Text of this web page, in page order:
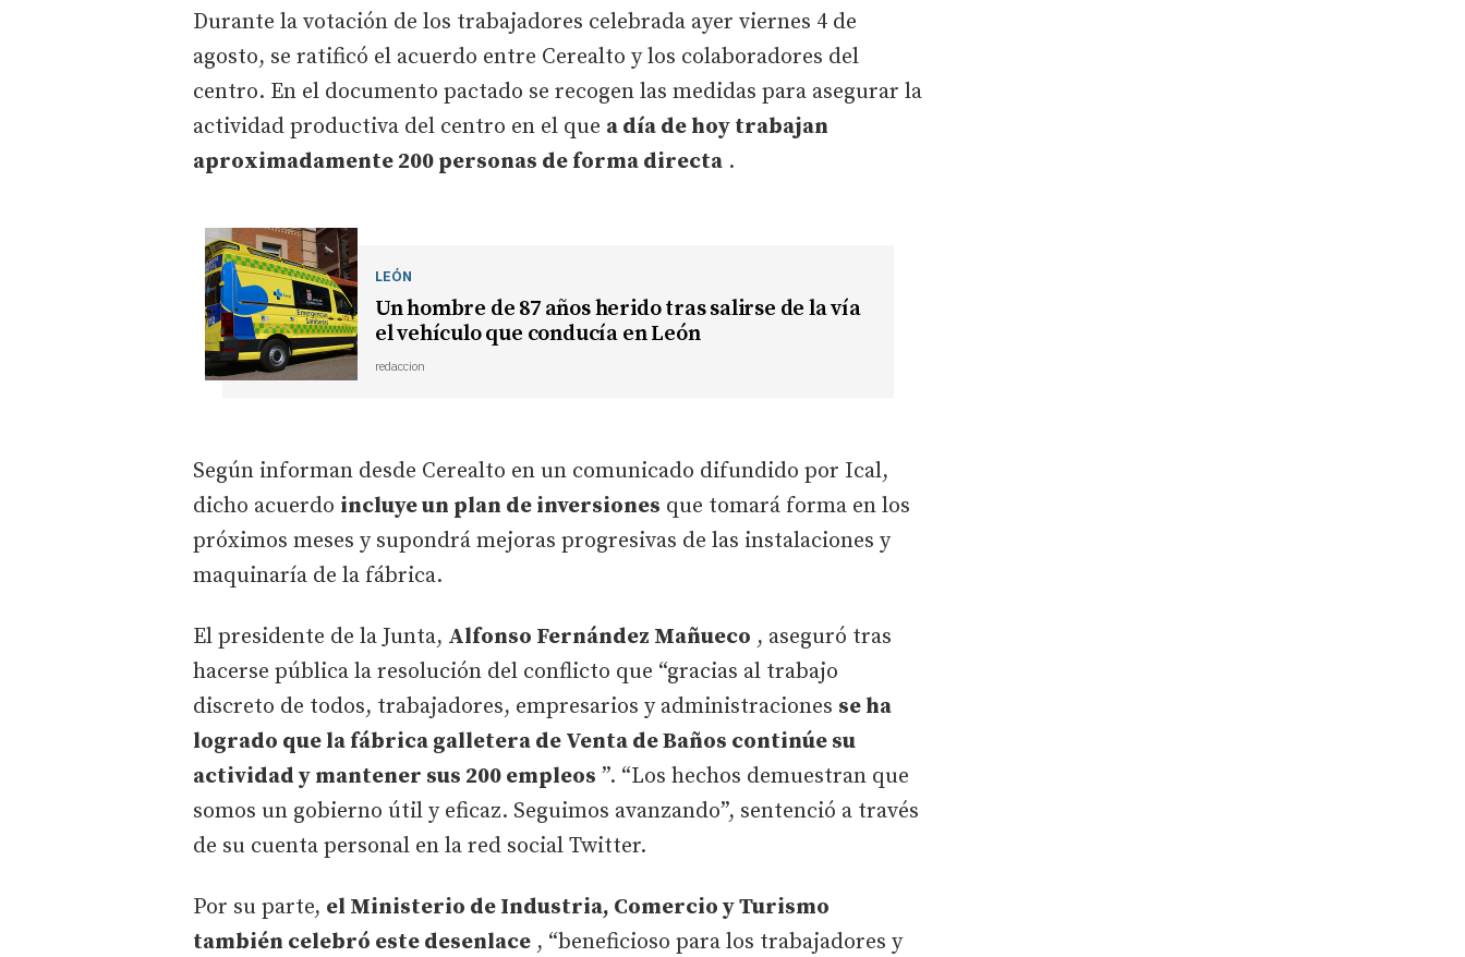
Durante la votación de los trabajadores celebrada ayer viernes 4 de
agosto, se ratificó el acuerdo entre Cerealto y los colaboradores del
centro. En el documento pactado se recogen las medidas para asegurar la
actividad productiva del centro en el que a día de hoy trabajan
aproximadamente 200 personas de forma directa .
LEÓN
Un hombre de 87 años herido tras salirse de la vía
el vehículo que conducía en León
redaccion
Según informan desde Cerealto en un comunicado difundido por Ical,
dicho acuerdo incluye un plan de inversiones que tomará forma en los
próximos meses y supondrá mejoras progresivas de las instalaciones y
maquinaría de la fábrica.
El presidente de la Junta, Alfonso Fernández Mañueco , aseguró tras
hacerse pública la resolución del conflicto que “gracias al trabajo
discreto de todos, trabajadores, empresarios y administraciones se ha
logrado que la fábrica galletera de Venta de Baños continúe su
actividad y mantener sus 200 empleos ”. “Los hechos demuestran que
somos un gobierno útil y eficaz. Seguimos avanzando”, sentenció a través
de su cuenta personal en la red social Twitter.
Por su parte, el Ministerio de Industria, Comercio y Turismo
también celebró este desenlace , “beneficioso para los trabajadores y